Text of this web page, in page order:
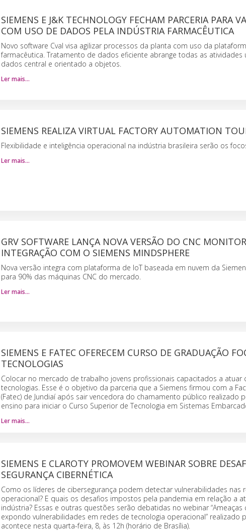
SIEMENS E J&K TECHNOLOGY FECHAM PARCERIA PARA
COM USO DE DADOS PELA INDÚSTRIA FARMACÊUTICA
Novo software Cval visa agilizar processos da planta com uso da
farmacêutica. Tratamento de dados eficiente abrange todas as atividades
dados central e orientado a objetos.
Ler mais…
SIEMENS REALIZA VIRTUAL FACTORY AUTOMATION
Flexibilidade e inteligência operacional na indústria brasileira serão os
Ler mais…
GRV SOFTWARE LANÇA NOVA VERSÃO DO CNC
INTEGRAÇÃO COM O SIEMENS MINDSPHERE
Nova versão integra com plataforma de IoT baseada em nuvem da
para 90% das máquinas CNC do mercado.
Ler mais…
SIEMENS E FATEC OFERECEM CURSO DE GRADUAÇÃO
TECNOLOGIAS
Colocar no mercado de trabalho jovens profissionais capacitados a atuar
tecnologias. Esse é o objetivo da parceria que a Siemens firmou com a
(Fatec) de Jundiaí após sair vencedora do chamamento público realizado
ensino para iniciar o Curso Superior de Tecnologia em Sistemas
Ler mais…
SIEMENS E CLAROTY PROMOVEM WEBINAR SOBRE
SEGURANÇA CIBERNÉTICA
Como os líderes de cibersegurança podem detectar vulnerabilidades nas
operacional? E quais os desafios impostos pela pandemia em relação a
indústria? Essas e outras questões serão debatidas no webinar
expondo vulnerabilidades em redes de tecnologia operacional” realizado
acontece nesta quarta-feira, 8, às 12h (horário de Brasília).